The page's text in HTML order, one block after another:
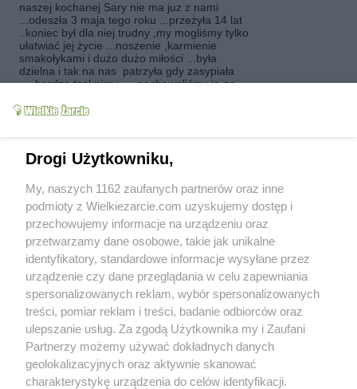
naszej kochanej Sary nie ma juz z nami
...odeszła 3 maja tego roku ...przeżyła 14 lat
..koniec był dla niej trudny ,my mogliśmy tylko
ułatwiać jej życie ...noszenie ,karmienie
smakołykami i dużo dużo miłości ...była
dzielna i tak na nas patrzyła gdy zasypiała
.....bardzo tęsknimy .....pochowaliśmy ją na
Gołąbki po cygańsku w
II wariantach
Powodzenia Zuzanno ...one zawsze sie udają
i nie ma przy nich dużo roboty
baryz1 (2016-09-12 12:43)
ok ....połowa średnio dużej pekinki to około
30 dkg ...ale przyznam się ,że ilość kapusty
dodaje na .....oko .....pozdrawiam
baryz1 (2016-09-11 12:22)
oczywiście ,że tak ....przepraszam,chciałam
dopisać o możliwości pieczenia ...no i gapa
....
Drogi Użytkowniku,
My, naszych 1162 zaufanych partnerów oraz inne
podmioty z Wielkiezarcie.com uzyskujemy dostęp i
przechowujemy informacje na urządzeniu oraz
przetwarzamy dane osobowe, takie jak unikalne
identyfikatory, standardowe informacje wysyłane przez
urządzenie czy dane przeglądania w celu zapewniania
spersonalizowanych reklam, wybór spersonalizowanych
treści, pomiar reklam i treści, badanie odbiorców oraz
ulepszanie usług. Za zgodą Użytkownika my i Zaufani
Partnerzy możemy używać dokładnych danych
geolokalizacyjnych oraz aktywnie skanować
charakterystykę urządzenia do celów identyfikacji.